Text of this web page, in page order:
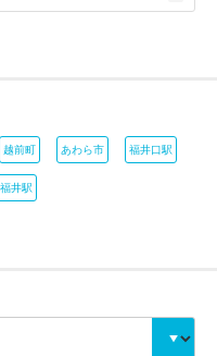
越前町 あわら市 福井口駅
井駅